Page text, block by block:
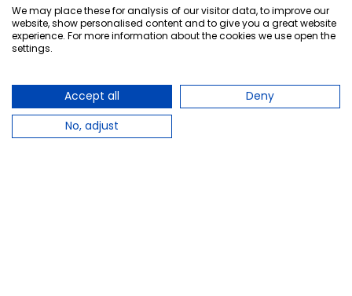
We may place these for analysis of our visitor data, to improve our
website, show personalised content and to give you a great website
experience. For more information about the cookies we use open the
settings.
Accept all
Deny
No, adjust